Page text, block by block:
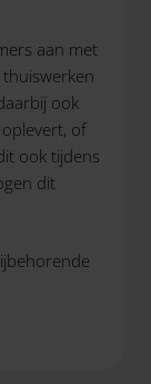
aan met
ook
of
ook tijdens
dit